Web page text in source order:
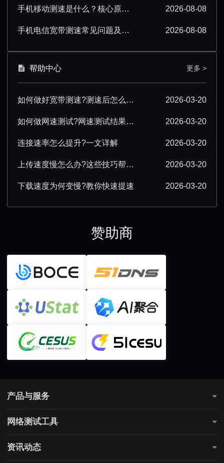
手机移动测速是什么？核心原理及实用场景详解 2026-08-08
手机电信宽带测速常见问题及实用解决方法 2026-08-08
帮助中心 更多 >
如何做好宽带测速?测速后怎么优化? 2026-03-20
如何做网速测试?网速测试结果怎么解读? 2026-03-20
连接速率怎么提升?一文详解 2026-03-20
上传速度慢怎么办?这些技巧帮你提速 2026-03-20
下载速度为何变慢?教你快速提速 2026-03-20
赞助商
产品与服务
测网速
网络测试工具
网站连通性测试
资讯动态